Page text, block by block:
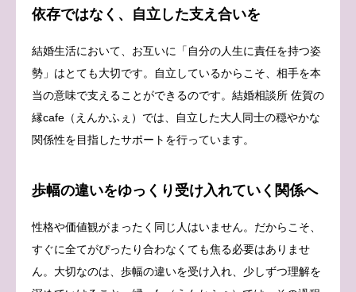
依存ではなく、自立した支え合いを
結婚生活において、お互いに「自分の人生に責任を持つ姿
勢」はとても大切です。自立しているからこそ、相手を本
当の意味で支えることができるのです。結婚相談所 佐賀の
縁cafe（えんかふぇ）では、自立した大人同士の穏やかな
関係性を目指したサポートを行っています。
歩幅の違いをゆっくり受け入れていく関係へ
性格や価値観がまったく同じ人はいません。だからこそ、
すぐに全てがぴったり合わなくても焦る必要はありませ
ん。大切なのは、歩幅の違いを受け入れ、少しずつ理解を